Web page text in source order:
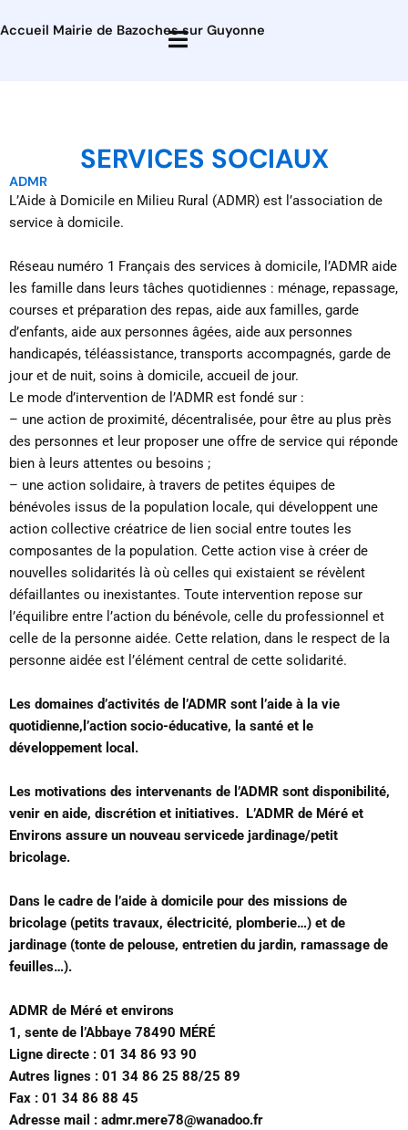
Accueil Mairie de Bazoches sur Guyonne
SERVICES SOCIAUX
ADMR
L’Aide à Domicile en Milieu Rural (ADMR) est l’association de
service à domicile.
Réseau numéro 1 Français des services à domicile, l’ADMR aide
les famille dans leurs tâches quotidiennes : ménage, repassage,
courses et préparation des repas, aide aux familles, garde
d’enfants, aide aux personnes âgées, aide aux personnes
handicapés, téléassistance, transports accompagnés, garde de
jour et de nuit, soins à domicile, accueil de jour.
Le mode d’intervention de l’ADMR est fondé sur :
– une action de proximité, décentralisée, pour être au plus près
des personnes et leur proposer une offre de service qui réponde
bien à leurs attentes ou besoins ;
– une action solidaire, à travers de petites équipes de
bénévoles issus de la population locale, qui développent une
action collective créatrice de lien social entre toutes les
composantes de la population. Cette action vise à créer de
nouvelles solidarités là où celles qui existaient se révèlent
défaillantes ou inexistantes. Toute intervention repose sur
l’équilibre entre l’action du bénévole, celle du professionnel et
celle de la personne aidée. Cette relation, dans le respect de la
personne aidée est l’élément central de cette solidarité.
Les domaines d’activités de l’ADMR sont l’aide à la vie
quotidienne,l’action socio-éducative, la santé et le
développement local.
Les motivations des intervenants de l’ADMR sont disponibilité,
venir en aide, discrétion et initiatives. L’ADMR de Méré et
Environs assure un nouveau servicede jardinage/petit
bricolage.
Dans le cadre de l’aide à domicile pour des missions de
bricolage (petits travaux, électricité, plomberie…) et de
jardinage (tonte de pelouse, entretien du jardin, ramassage de
feuilles…).
ADMR de Méré et environs
1, sente de l’Abbaye 78490 MÉRÉ
Ligne directe : 01 34 86 93 90
Autres lignes : 01 34 86 25 88/25 89
Fax : 01 34 86 88 45
Adresse mail : admr.mere78@wanadoo.fr